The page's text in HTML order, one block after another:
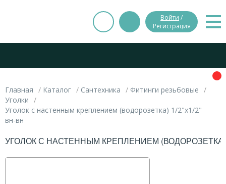
Войти /
Регистрация
Главная Каталог Сантехника
Фитинги резьбовые
Уголки
Уголок с настенным креплением (водорозетка) 1/2"x1/2"
вн-вн
УГОЛОК С НАСТЕННЫМ КРЕПЛЕНИЕМ (ВОДОРОЗЕТКА)